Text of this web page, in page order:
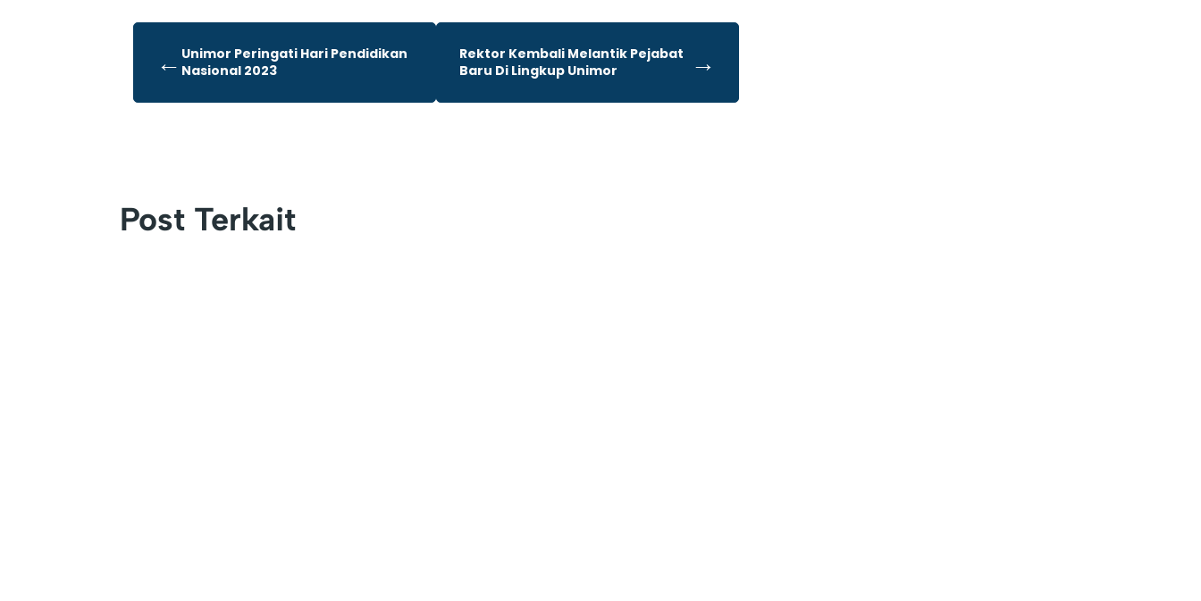
← Unimor Peringati Hari Pendidikan
Nasional 2023
Rektor Kembali Melantik Pejabat
Baru Di Lingkup Unimor
→
Post Terkait